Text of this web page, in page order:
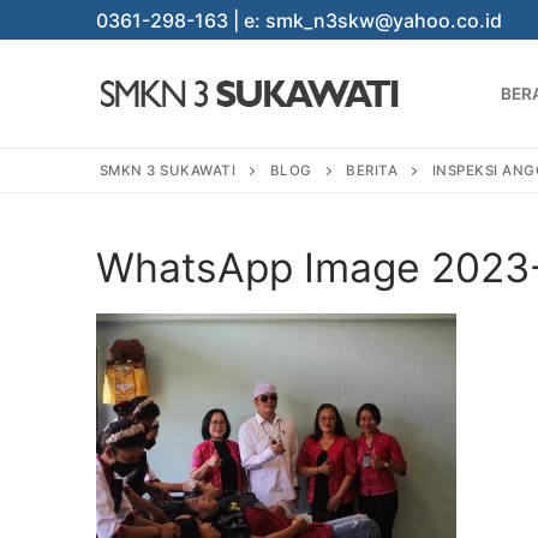
ke
0361-298-163 | e: smk_n3skw@yahoo.co.id
Cari:
BERANDA
PROGRAM
SMKN 3 SUKAWATI BLOG BERITA INSPEKSI
WhatsApp Image